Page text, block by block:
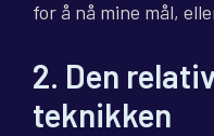
for å nå mine mål,
2. Den
teknikken